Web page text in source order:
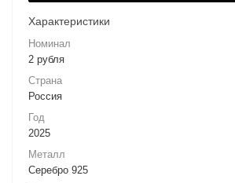
Характеристики
Номинал
2 рубля
Страна
Россия
Год
2025
Металл
Серебро 925